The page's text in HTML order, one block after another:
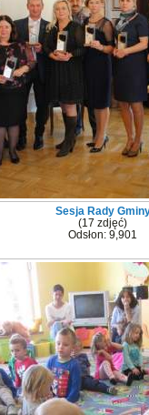
Sesja Rady
(17 zdjęć)
Odsłon: 9,901